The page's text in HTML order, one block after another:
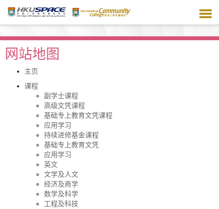
主
网站地图
主页
课程
副学士课程
高级文凭课程
基础专上教育文凭课程
应用学习
持续进修基金课程
基础专上教育文凭
应用学习
英文
文学及人文
经济及商学
数学及科学
工程及科技